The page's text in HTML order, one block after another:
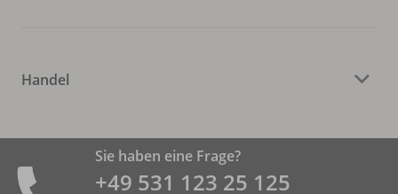
Handel
Sie haben eine Frage?
+49 531 ­123 25 125